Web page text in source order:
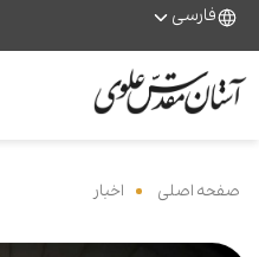
فارسی
صفحه اصلی اخبار